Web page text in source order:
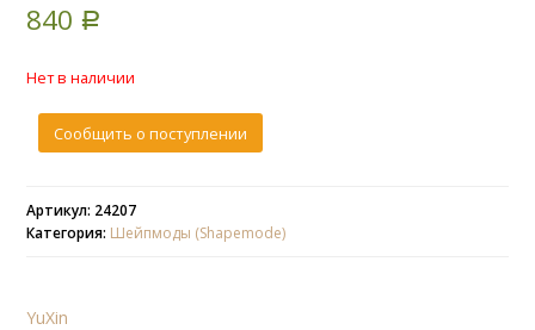
840 Р
Нет в наличии
Сообщить о поступлении
Артикул: 24207
Категория: Шейпмоды (Shapemode)
YuXin